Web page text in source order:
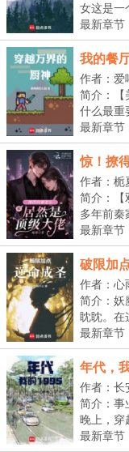
女这是一
文...
最新章节
我的餐
作者：爱
简介：【
什么最重
不...
最新章节
惊！撩
作者：栀
简介：【
多年前秦
了婚...
最新章节
破限加
作者：心
简介：妖
眈眈。在
旧...
最新章节
年代，
作者：长
简介：事
晚上，穿
火...
最新章节